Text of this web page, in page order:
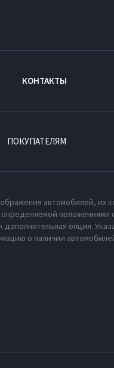
КОНТАКТЫ
ПОКУПАТЕЛЯМ
автомобилей,
опция.
о наличии